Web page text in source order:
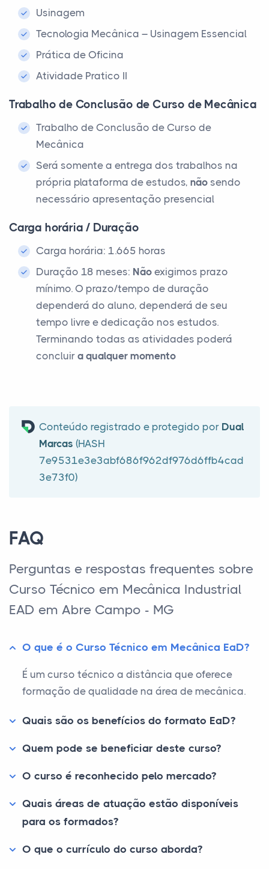
Usinagem
Tecnologia Mecânica – Usinagem Essencial
Prática de Oficina
Atividade Pratico II
Trabalho de Conclusão de Curso de Mecânica
Trabalho de Conclusão de Curso de
Mecânica
Será somente a entrega dos trabalhos na
própria plataforma de estudos, não sendo
necessário apresentação presencial
Carga horária / Duração
Carga horária: 1.665 horas
Duração 18 meses: Não exigimos prazo
mínimo. O prazo/tempo de duração
dependerá do aluno, dependerá de seu
tempo livre e dedicação nos estudos.
Terminando todas as atividades poderá
concluir a qualquer momento
Conteúdo registrado e protegido por Dual
Marcas (HASH
7e9531e3e3abf686f962df976d6ffb4cad
3e73f0)
FAQ
Perguntas e respostas frequentes sobre
Curso Técnico em Mecânica Industrial
EAD em Abre Campo - MG
O que é o Curso Técnico em Mecânica EaD?
É um curso técnico a distância que oferece
formação de qualidade na área de mecânica.
Quais são os benefícios do formato EaD?
Quem pode se beneficiar deste curso?
O curso é reconhecido pelo mercado?
Quais áreas de atuação estão disponíveis
para os formados?
O que o currículo do curso aborda?